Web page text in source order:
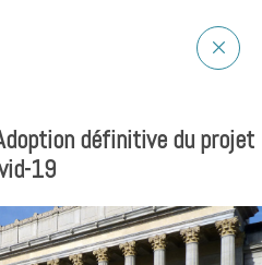
définitive du projet
19